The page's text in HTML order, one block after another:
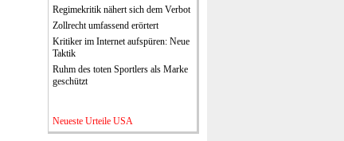
Regimekritik nähert sich dem Verbot
Zollrecht umfassend erörtert
Kritiker im Internet aufspüren: Neue
Taktik
Ruhm des toten Sportlers als Marke
geschützt
Neueste Urteile USA